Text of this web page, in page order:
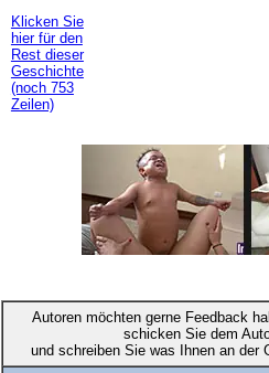
Klicken Sie
hier für den
Rest dieser
Geschichte
(noch 753
Zeilen)
Autoren möchten gerne Feedback
schicken Sie dem
und schreiben Sie was Ihnen an der